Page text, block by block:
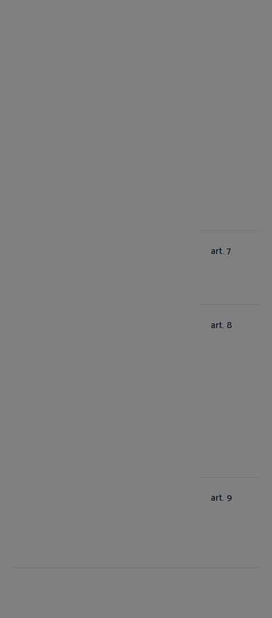
art. 7
art. 8
art. 9